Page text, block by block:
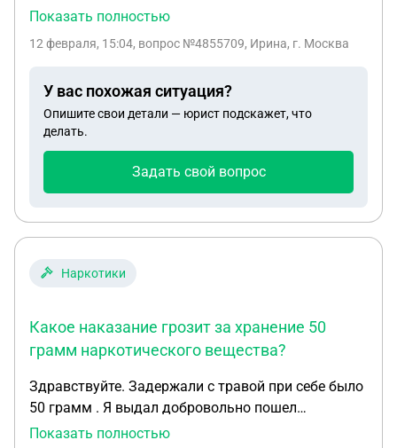
контракт в другом городе ребенку нужно для
висят можно как то ее получить
Показать полностью
12 февраля, 15:04, вопрос №4855709, Ирина, г. Москва
У вас похожая ситуация?
Опишите свои детали — юрист подскажет, что
делать.
Задать свой вопрос
Наркотики
Какое наказание грозит за хранение 50
грамм наркотического вещества?
Здравствуйте. Задержали с травой при себе было
50 грамм . Я выдал добровольно пошел
навстречу следствию . Шьют 228.часть 1 . При
Показать полностью